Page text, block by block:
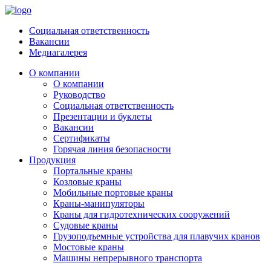
Социальная ответственность
Вакансии
Медиагалерея
О компании
О компании
Руководство
Социальная ответственность
Презентации и буклеты
Вакансии
Сертификаты
Горячая линия безопасности
Продукция
Портальные краны
Козловые краны
Мобильные портовые краны
Краны-манипуляторы
Краны для гидротехнических сооружений
Судовые краны
Грузоподъемные устройства для плавучих кранов
Мостовые краны
Машины непрерывного транспорта